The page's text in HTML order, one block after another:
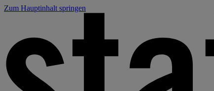
Zum Hauptinhalt springen